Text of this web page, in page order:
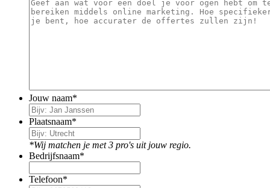
Jouw naam*
Plaatsnaam*
*Wij matchen je met 3 pro's uit jouw regio.
Bedrijfsnaam*
Telefoon*